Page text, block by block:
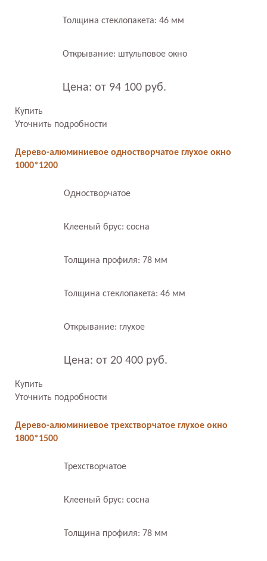
Толщина стеклопакета: 46 мм
Открывание: штульповое окно
Цена: от 94 100 руб.
Купить
Уточнить подробности
Дерево-алюминиевое одностворчатое глухое окно
1000*1200
Одностворчатое
Клееный брус: сосна
Толщина профиля: 78 мм
Толщина стеклопакета: 46 мм
Открывание: глухое
Цена: от 20 400 руб.
Купить
Уточнить подробности
Дерево-алюминиевое трехстворчатое глухое окно
1800*1500
Трехстворчатое
Клееный брус: сосна
Толщина профиля: 78 мм